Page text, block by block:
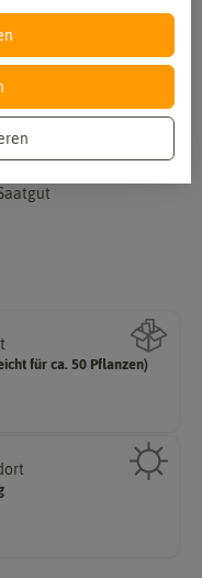
für ca. 50 Pflanzen)
Wie viel ist enthalten
(schattig, halbschattig,
vollsonnig)